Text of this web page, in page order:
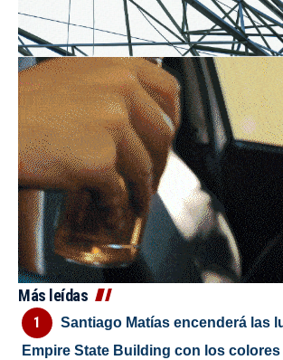
Más leídas
Santiago Matías encenderá las
Empire State Building con los